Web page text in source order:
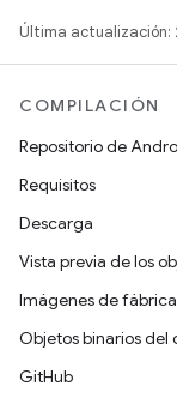
Última
COMPILACIÓN
Repositorio de
Requisitos
Descarga
Vista previa de los
Imágenes de fábrica
Objetos binarios del
GitHub